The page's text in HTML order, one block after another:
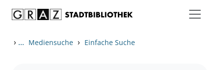
› ... Mediensuche › Einfache Suche